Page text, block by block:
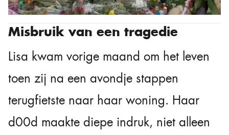
Misbruik van een tragedie
Lisa kwam vorige maand om het leven
toen zij na een avondje stappen
terugfietste naar haar woning. Haar
d00d maakte diepe indruk, niet alleen